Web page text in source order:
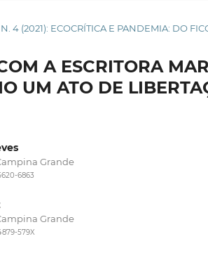
N. 4 (2021): ECOCRÍTICA E PANDEMIA: DO
A ESCRITORA
UM ATO DE
Grande
6863
Grande
579X